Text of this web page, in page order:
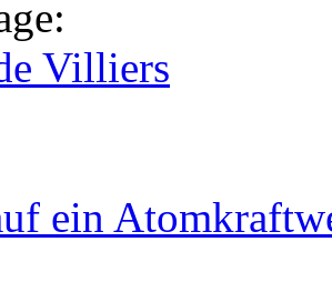
Villiers
ein